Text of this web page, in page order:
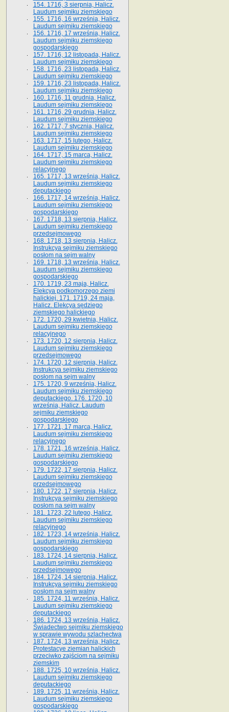
154. 1716, 3 sierpnia, Halicz.
Laudum sejmiku ziemskiego
155. 1716, 16 września, Halicz.
Laudum sejmiku ziemskiego
156. 1716, 17 września, Halicz.
Laudum sejmiku ziemskiego
gospodarskiego
157. 1716, 12 listopada, Halicz.
Laudum sejmiku ziemskiego
158. 1716, 23 listopada, Halicz.
Laudum sejmiku ziemskiego
159. 1716, 23 listopada, Halicz.
Laudum sejmiku ziemskiego
160. 1716, 11 grudnia, Halicz.
Laudum sejmiku ziemskiego
161. 1716, 29 grudnia, Halicz.
Laudum sejmiku ziemskiego
162. 1717, 7 stycznia, Halicz.
Laudum sejmiku ziemskiego
163. 1717, 15 lutego, Halicz.
Laudum sejmiku ziemskiego
164. 1717, 15 marca, Halicz.
Laudum sejmiku ziemskiego
relacyjnego
165. 1717, 13 września, Halicz.
Laudum sejmiku ziemskiego
deputackiego
166. 1717, 14 września, Halicz.
Laudum sejmiku ziemskiego
gospodarskiego
167. 1718, 13 sierpnia, Halicz.
Laudum sejmiku ziemskiego
przedsejmowego
168. 1718, 13 sierpnia, Halicz.
Instrukcya sejmiku ziemskiego
posłom na sejm walny
169. 1718, 13 września, Halicz.
Laudum sejmiku ziemskiego
gospodarskiego
170. 1719, 23 maja, Halicz.
Elekcya podkomorzego ziemi
halickiej. 171. 1719, 24 maja,
Halicz. Elekcya sędziego
ziemskiego halickiego
172. 1720, 29 kwietnia, Halicz.
Laudum sejmiku ziemskiego
relacyjnego
173. 1720, 12 sierpnia, Halicz.
Laudum sejmiku ziemskiego
przedsejmowego
174. 1720, 12 sierpnia, Halicz.
Instrukcya sejmiku ziemskiego
posłom na sejm walny
175. 1720, 9 września, Halicz.
Laudum sejmiku ziemskiego
deputackiego. 176. 1720, 10
września, Halicz. Laudum
sejmiku ziemskiego
gospodarskiego
177. 1721, 17 marca, Halicz.
Laudum sejmiku ziemskiego
relacyjnego
178. 1721, 16 września, Halicz.
Laudum sejmiku ziemskiego
gospodarskiego
179. 1722, 17 sierpnia, Halicz.
Laudum sejmiku ziemskiego
przedsejmowego
180. 1722, 17 sierpnia, Halicz.
Instrukcya sejmiku ziemskiego
posłom na sejm walny
181. 1723, 22 lutego, Halicz.
Laudum sejmiku ziemskiego
relacyjnego
182. 1723, 14 września, Halicz.
Laudum sejmiku ziemskiego
gospodarskiego
183. 1724, 14 sierpnia, Halicz.
Laudum sejmiku ziemskiego
przedsejmowego
184. 1724, 14 sierpnia, Halicz.
Instrukcya sejmiku ziemskiego
posłom na sejm walny
185. 1724, 11 września, Halicz.
Laudum sejmiku ziemskiego
deputackiego
186. 1724, 13 września, Halicz.
Świadectwo sejmiku ziemskiego
w sprawie wywodu szlachectwa
187. 1724, 13 września, Halicz.
Protestacye ziemian halickich
przeciwko zajściom na sejmiku
ziemskim
188. 1725, 10 września, Halicz.
Laudum sejmiku ziemskiego
deputackiego
189. 1725, 11 września, Halicz.
Laudum sejmiku ziemskiego
gospodarskiego